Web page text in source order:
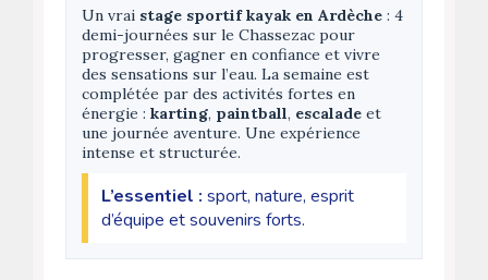
Un vrai stage sportif kayak en Ardèche : 4
demi-journées sur le Chassezac pour
progresser, gagner en confiance et vivre
des sensations sur l’eau. La semaine est
complétée par des activités fortes en
énergie : karting, paintball, escalade et
une journée aventure. Une expérience
intense et structurée.
L’essentiel : sport, nature, esprit
d’équipe et souvenirs forts.